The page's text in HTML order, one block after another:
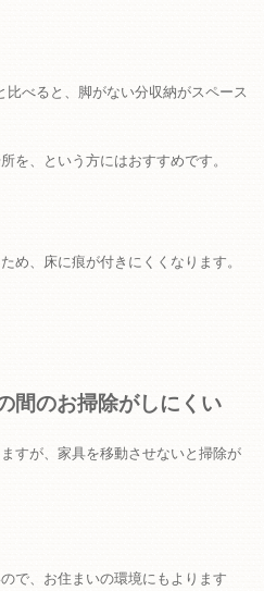
べると、脚がない分収納がスペース
を、という方にはおすすめです。
め、床に痕が付きにくくなります。
間のお掃除がしにくい
すが、家具を移動させないと掃除が
で、お住まいの環境にもよります